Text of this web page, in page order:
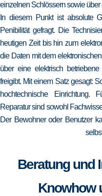
einzelnen Schlössern sowie
In diesem Punkt ist absolute
Penibilität gefragt. Die
heutigen Zeit bis hin zum
die Daten mit dem
über eine elektrisch
freigibt. Mit einem Satz gesagt:
hochtechnische Einrichtung.
Reparatur sind sowohl
Der Bewohner oder Benutzer
Beratung und
Knowhow